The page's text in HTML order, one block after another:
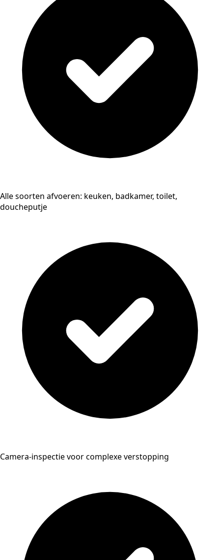
Alle soorten afvoeren: keuken, badkamer, toilet,
doucheputje
Camera-inspectie voor complexe verstopping